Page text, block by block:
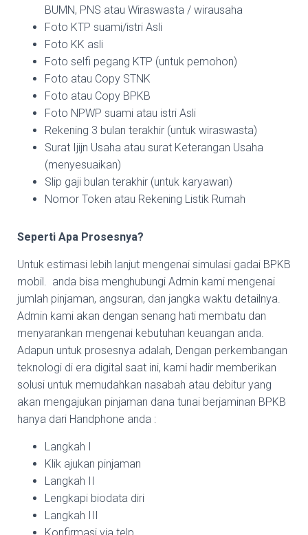
BUMN, PNS atau Wiraswasta / wirausaha
Foto KTP suami/istri Asli
Foto KK asli
Foto selfi pegang KTP (untuk pemohon)
Foto atau Copy STNK
Foto atau Copy BPKB
Foto NPWP suami atau istri Asli
Rekening 3 bulan terakhir (untuk wiraswasta)
Surat Ijijn Usaha atau surat Keterangan Usaha
(menyesuaikan)
Slip gaji bulan terakhir (untuk karyawan)
Nomor Token atau Rekening Listik Rumah
Seperti Apa Prosesnya?
Untuk estimasi lebih lanjut mengenai simulasi gadai BPKB
mobil. anda bisa menghubungi Admin kami mengenai
jumlah pinjaman, angsuran, dan jangka waktu detailnya.
Admin kami akan dengan senang hati membatu dan
menyarankan mengenai kebutuhan keuangan anda.
Adapun untuk prosesnya adalah, Dengan perkembangan
teknologi di era digital saat ini, kami hadir memberikan
solusi untuk memudahkan nasabah atau debitur yang
akan mengajukan pinjaman dana tunai berjaminan BPKB
hanya dari Handphone anda :
Langkah I
Klik ajukan pinjaman
Langkah II
Lengkapi biodata diri
Langkah III